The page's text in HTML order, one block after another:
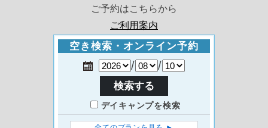
ご予約はこちらから
ご利用案内